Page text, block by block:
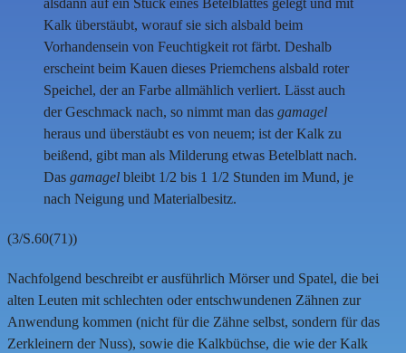
alsdann auf ein Stück eines Betelblattes gelegt und mit
Kalk überstäubt, worauf sie sich alsbald beim
Vorhandensein von Feuchtigkeit rot färbt. Deshalb
erscheint beim Kauen dieses Priemchens alsbald roter
Speichel, der an Farbe allmählich verliert. Lässt auch
der Geschmack nach, so nimmt man das gamagel
heraus und überstäubt es von neuem; ist der Kalk zu
beißend, gibt man als Milderung etwas Betelblatt nach.
Das gamagel bleibt 1/2 bis 1 1/2 Stunden im Mund, je
nach Neigung und Materialbesitz.
(3/S.60(71))
Nachfolgend beschreibt er ausführlich Mörser und Spatel, die bei
alten Leuten mit schlechten oder entschwundenen Zähnen zur
Anwendung kommen (nicht für die Zähne selbst, sondern für das
Zerkleinern der Nuss), sowie die Kalkbüchse, die wie der Kalk